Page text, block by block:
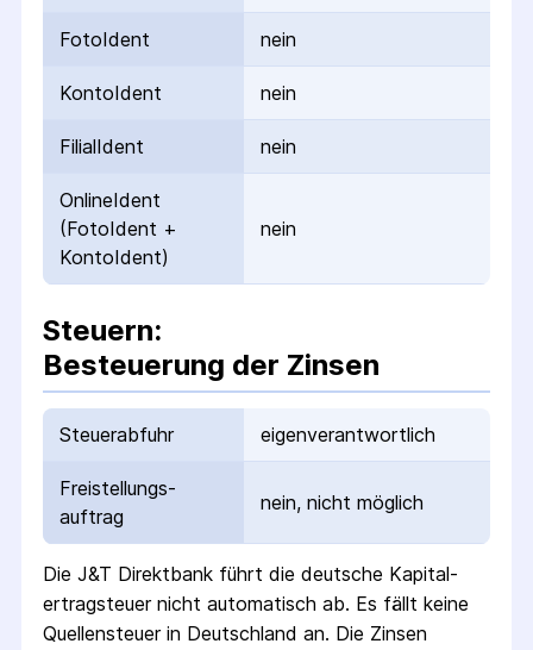
FotoIdent nein
KontoIdent nein
FilialIdent nein
OnlineIdent
(FotoIdent +
KontoIdent)
nein
Steuern:
Besteuerung der Zinsen
Steuerabfuhr eigenverantwortlich
Freistellungs­
auftrag
nein, nicht möglich
Die J&T Direktbank führt die deutsche Kapital­
ertrag­steuer nicht automatisch ab. Es fällt keine
Quellen­steuer in Deutschland an. Die Zinsen